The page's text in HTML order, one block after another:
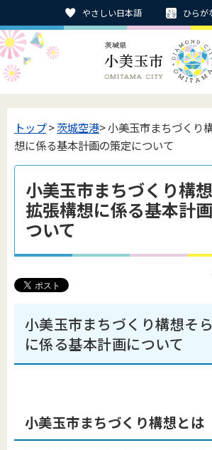
やさしい日本語 ひらが
トップ>茨城空港> 小美玉市まちづく
想に係る基本計画の策定について
小美玉市まちづくり構
拡張構想に係る基本計
ついて
小美玉市まちづくり構想そ
に係る基本計画について
小美玉市まちづくり構想とは